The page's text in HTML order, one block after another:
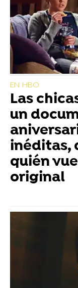
EN HBO
Las
un
inéditas,
quién
original